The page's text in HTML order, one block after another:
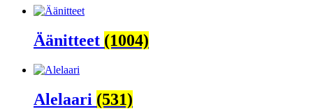
Äänitteet (1004)
Alelaari (531)